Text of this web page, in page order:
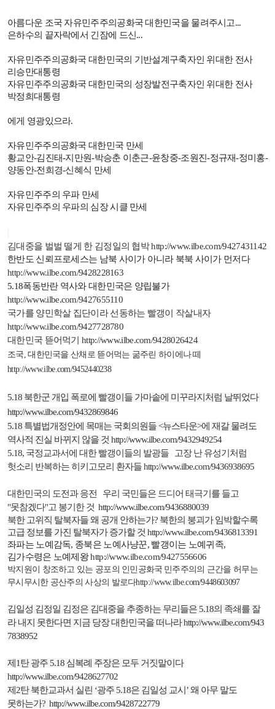
아름다운 조국 자유민주주의공화국 대한민국을 물려주시고...
은하수의 끝자락에서 긴잠에 드신 ...
자유민주주의공화국 대한민국의 기반설계구축자인 위대한 전사
리승만대통령
자유민주주의공화국 대한민국의 성장발전구축자인 위대한 전사
박정희대통령
에게 영광있으라.
자유민주주의공화국 대한민국 만세
황교안-김진태-지만원-박승춘 이춘근-윤창중-조원진-정규재-정미홍-
양동안-전희경-신혜식 만세
자유민주주의 우파 만세
자유민주주의 우파의 심장 시클 만세
김대중을 벌벌 떨게 한 김정일의 협박 http://www.ilbe.com/9427431142
한반도 신뢰프로세스는 남북 사이가 아니라 북북 사이가 먼저다
http://www.ilbe.com/9428228163
5.18폭동반란 역사와 대한민국은 양립불가
http://www.ilbe.com/9427655110
국가를 양민학살 집단이라 선동하는 빨갱이 작살내자
http://www.ilbe.com/9427728780
대한민국 뜯어먹기
http://www.ilbe.com/9428026424
조국,대한민국을 산채로 뜯어먹는 굶주린 하이에나 떼
http://www.ilbe.com/9452440238
5.18 북한군 개입 폭로에 빨갱이들 가마솥에 미꾸라지처럼 날뛰었다
http://www.ilbe.com/9432869846
5.18 특별법개정안에 목매는 국회의원들 <뉴스타운>에 재갈 물려도
역사적 진실 바뀌지 않을 것 http://www.ilbe.com/9432949254
5.18, 국정교과서에 대한 빨갱이들의 발광들
고장 난 유성기처럼
헛소리 반복하는 히키고모리 환자들http://www.ilbe.com/9436938695
대한민국의 도전과 응전
우리 국민들은 드디어 태극기를 들고
"못참겠다"고 봉기한 것 http://www.ilbe.com/9436880039
북한 고위직 탈북자들 왜 공개 안하는가? 북한의 붕괴가 임박할수록
고급 정보를 가진 탈북자가 증가할 것 http://www.ilbe.com/9436813391
좌파는 노예감독, 종북은 노예사냥꾼, 빨갱이는 노예귀족,
김가수령은 노예제왕 http://www.ilbe.com/9427556606
박지원이 창조하고 있는 공포의 인민공화국 민주주의의 근간을 허무는
무시무시한 공산주의 사상의 발로다http://www.ilbe.com/9448603097
김일성 김정일 김정은 김대중을 추종하는 무리들은 5.18의 족쇄를 잘
라 내지 못한다면 지금 당장 대한민국을 떠나라http://www.ilbe.com/943
7838952
제 1탄 광주 5.18 심복례 주장은 모두 거짓말이다
http://www.ilbe.com/9428627702
제 2탄 북한교과서 실린 ‘광주 5.18은 김일성 교시 ’왜 아무 말도
못하는가? http://www.ilbe.com/9428722779